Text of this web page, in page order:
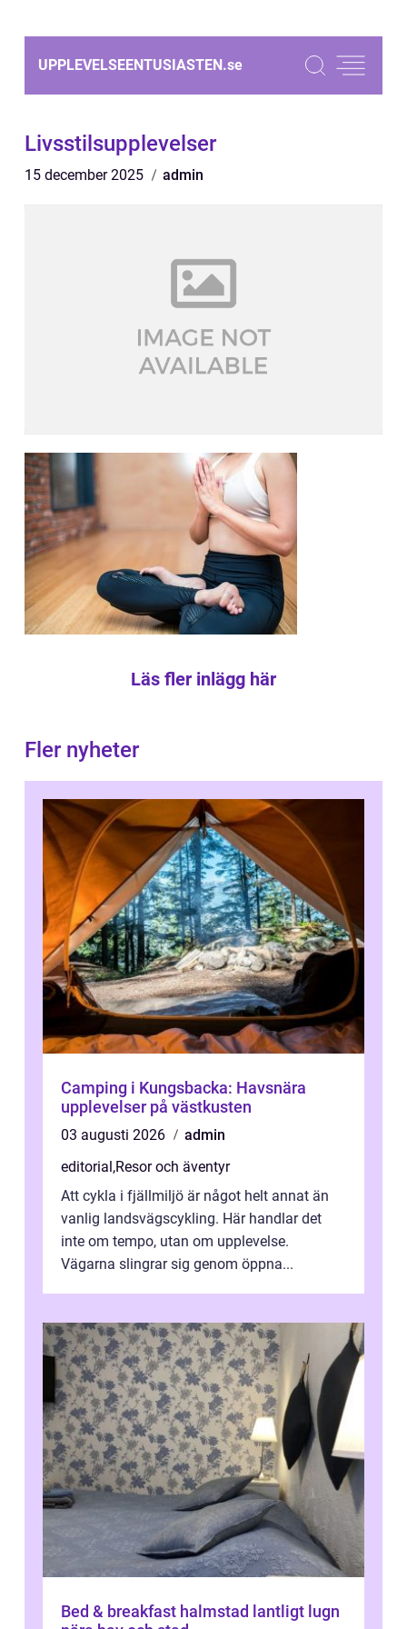
UPPLEVELSEENTUSIASTEN.se
Livsstilsupplevelser
15 december 2025 admin
Läs fler inlägg här
Fler nyheter
Camping i Kungsbacka: Havsnära
upplevelser på västkusten
03 augusti 2026
admin
editorial,Resor och äventyr
Att cykla i fjällmiljö är något helt annat än
vanlig landsvägscykling. Här handlar det
inte om tempo, utan om upplevelse.
Vägarna slingrar sig genom öppna...
Bed & breakfast halmstad lantligt lugn